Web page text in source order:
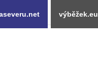
výběžek.eu